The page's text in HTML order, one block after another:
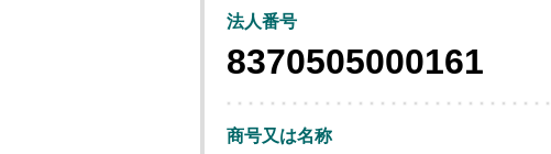
法人番号
8370505000161
商号又は名称